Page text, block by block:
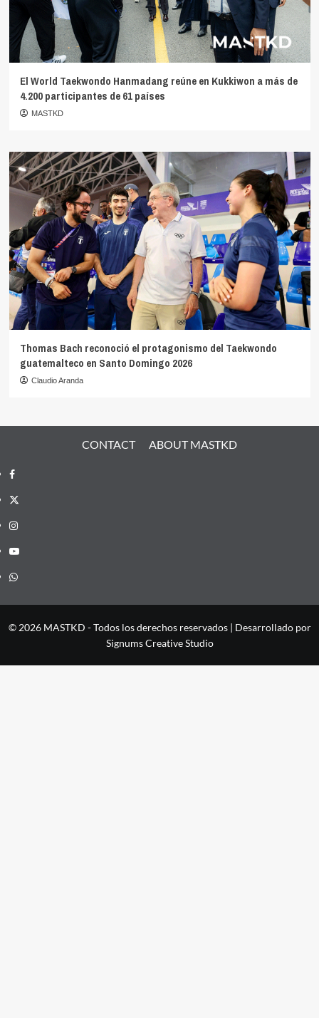
El World Taekwondo Hanmadang reúne en Kukkiwon a más de
4.200 participantes de 61 países
MASTKD
Thomas Bach reconoció el protagonismo del Taekwondo
guatemalteco en Santo Domingo 2026
Claudio Aranda
CONTACT ABOUT MASTKD
Facebook
X
Instagram
YouTube
Whatsapp